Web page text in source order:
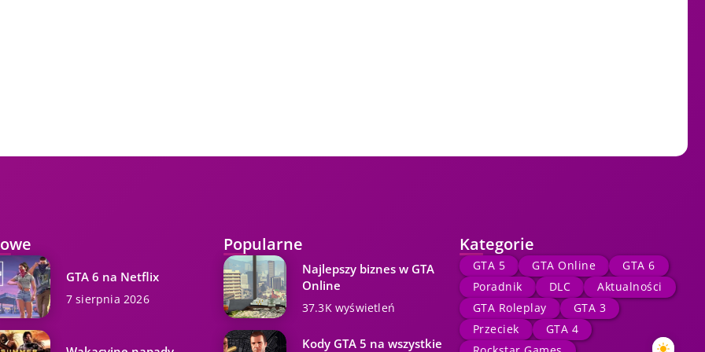
GTA 6 na Netflix
7 sierpnia 2026
Popularne
Najlepszy biznes w GTA
Online
37.3K wyświetleń
Kody GTA 5 na wszystkie
Kategorie
GTA 5 GTA Online
GTA 6
Poradnik
DLC
Aktualności
GTA Roleplay
GTA 3
Przeciek
GTA 4